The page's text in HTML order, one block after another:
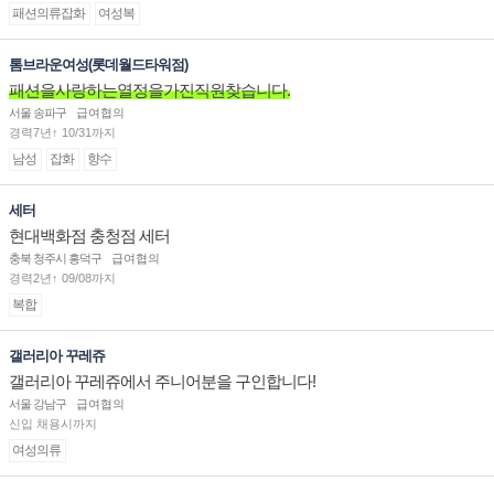
패션의류잡화 여성복
톰브라운여성(롯데월드타워점)
패션을사랑하는열정을가진직원찾습니다.
서울 송파구
급여협의
경력7년↑ 10/31까지
남성 잡화 향수
세터
현대백화점 충청점 세터
충북 청주시 흥덕구
급여협의
경력2년↑ 09/08까지
복합
갤러리아 꾸레쥬
갤러리아 꾸레쥬에서 주니어분을 구인합니다!
서울 강남구
급여협의
신입 채용시까지
여성의류